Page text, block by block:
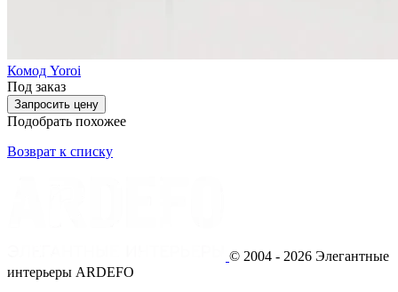
Комод Yoroi
Под заказ
Запросить цену
Подобрать похожее
Возврат к списку
© 2004 - 2026 Элегантные
интерьеры ARDEFO